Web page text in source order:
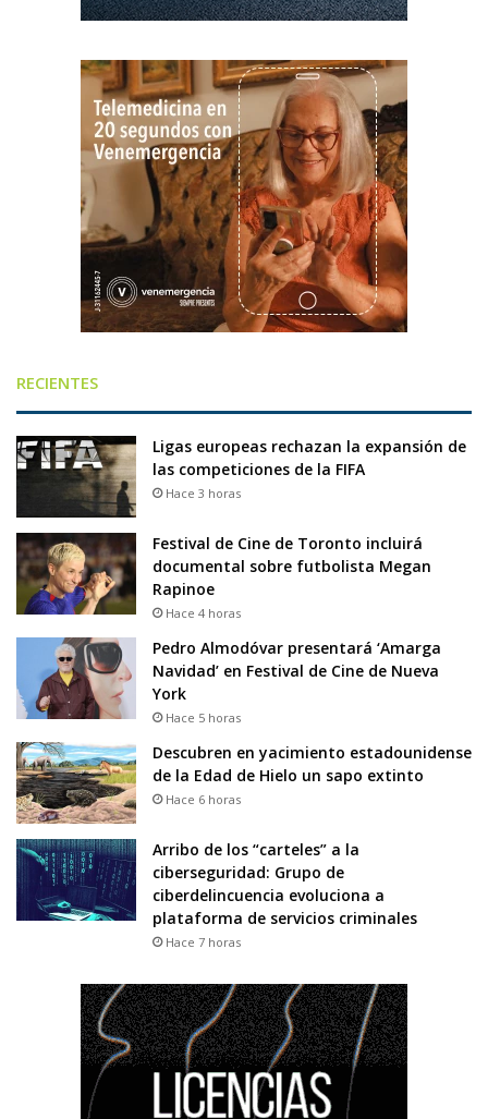
RECIENTES
Ligas europeas rechazan la expansión de
las competiciones de la FIFA
Hace 3 horas
Festival de Cine de Toronto incluirá
documental sobre futbolista Megan
Rapinoe
Hace 4 horas
Pedro Almodóvar presentará ‘Amarga
Navidad’ en Festival de Cine de Nueva
York
Hace 5 horas
Descubren en yacimiento estadounidense
de la Edad de Hielo un sapo extinto
Hace 6 horas
Arribo de los “carteles” a la
ciberseguridad: Grupo de
ciberdelincuencia evoluciona a
plataforma de servicios criminales
Hace 7 horas